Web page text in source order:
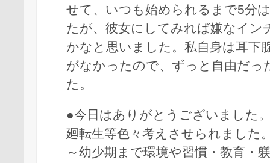
せて、いつも始められるまで5分
たが、彼女にしてみれば嫌なイン
かなと思いました。私自身は耳下
がなかったので、ずっと自由だっ
た。
●今日はありがとうございました
廻転生等色々考えさせられました
～幼少期まで環境や習慣・教育・